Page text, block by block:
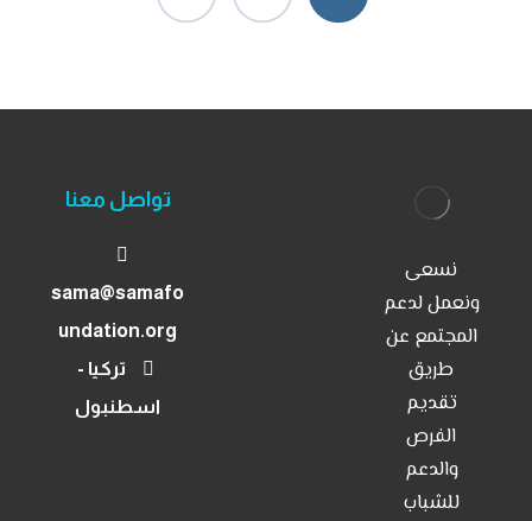
نسعى
ونعمل لدعم
المجتمع عن
طريق
تقديم
الفرص
والدعم
للشباب
تواصل معنا
sama@samafo
undation.org
تركيا -
اسطنبول